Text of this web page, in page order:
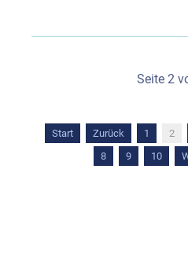
Seite 2
Start Zurück 1 2
8
9 10